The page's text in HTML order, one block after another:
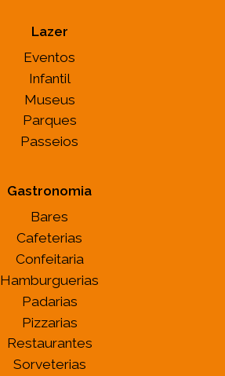
Lazer
Eventos
Infantil
Museus
Parques
Passeios
Gastronomia
Bares
Cafeterias
Confeitaria
Hamburguerias
Padarias
Pizzarias
Restaurantes
Sorveterias